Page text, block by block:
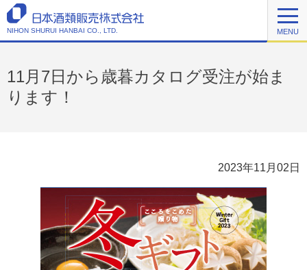
NIHON SHURUI HANBAI CO., LTD. MENU
11月7日から歳暮カタログ受注が始ま
ります！
2023年11月02日